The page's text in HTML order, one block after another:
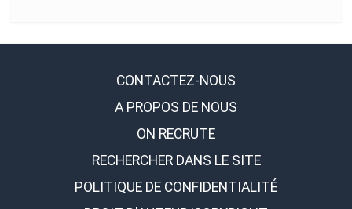
CONTACTEZ-NOUS
A PROPOS DE NOUS
ON RECRUTE
RECHERCHER DANS LE SITE
POLITIQUE DE CONFIDENTIALITÉ